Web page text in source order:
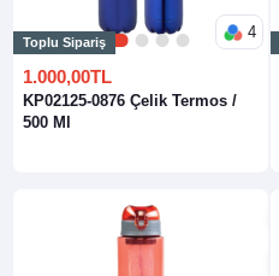
2 3 4
Toplu Sipariş
4
1.000,00TL
KP02125-0876 Çelik Termos /
500 Ml